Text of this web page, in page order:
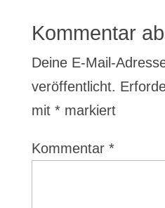
Kommentar
Deine E-Mail-
veröffentlicht.
mit *markiert
Kommentar *